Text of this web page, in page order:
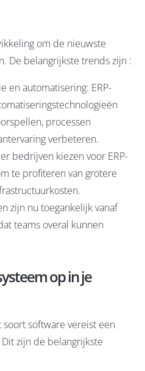
om de nieuwste
De belangrijkste trends zijn :
en automatisering: ERP-
processen
verbeteren.
bedrijven kiezen voor ERP-
te profiteren van grotere
zijn nu toegankelijk vanaf
teams overal kunnen
op in je
software vereist een
zijn de belangrijkste